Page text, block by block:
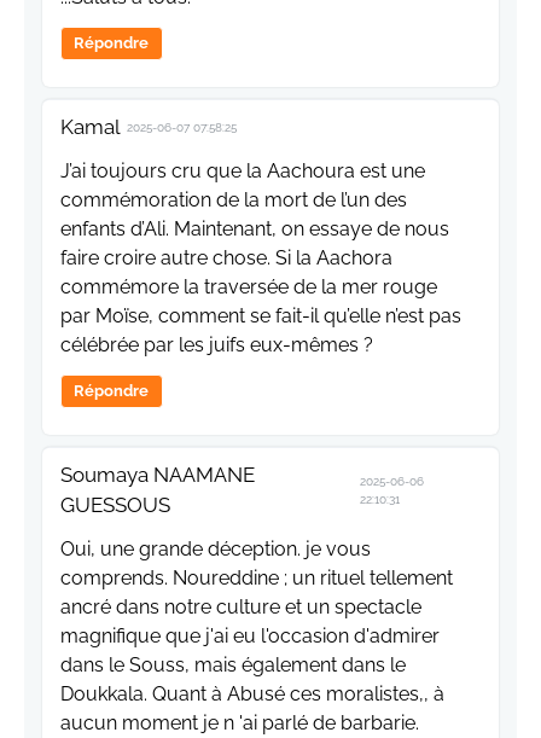
Répondre
Kamal 2025-06-07 07:58:25
J’ai toujours cru que la Aachoura est une
commémoration de la mort de l’un des
enfants d’Ali. Maintenant, on essaye de nous
faire croire autre chose. Si la Aachora
commémore la traversée de la mer rouge
par Moïse, comment se fait-il qu’elle n’est pas
célébrée par les juifs eux-mêmes ?
Répondre
Soumaya NAAMANE
GUESSOUS
2025-06-06
22:10:31
Oui, une grande déception. je vous
comprends. Noureddine ; un rituel tellement
ancré dans notre culture et un spectacle
magnifique que j'ai eu l'occasion d'admirer
dans le Souss, mais également dans le
Doukkala. Quant à Abusé ces moralistes,, à
aucun moment je n 'ai parlé de barbarie.